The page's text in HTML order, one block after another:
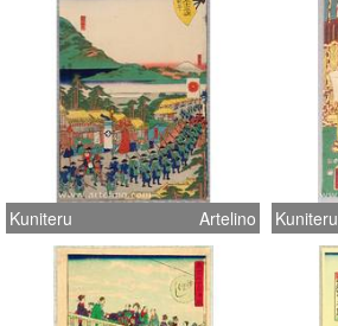
Kuniteru Artelino Kuniteru